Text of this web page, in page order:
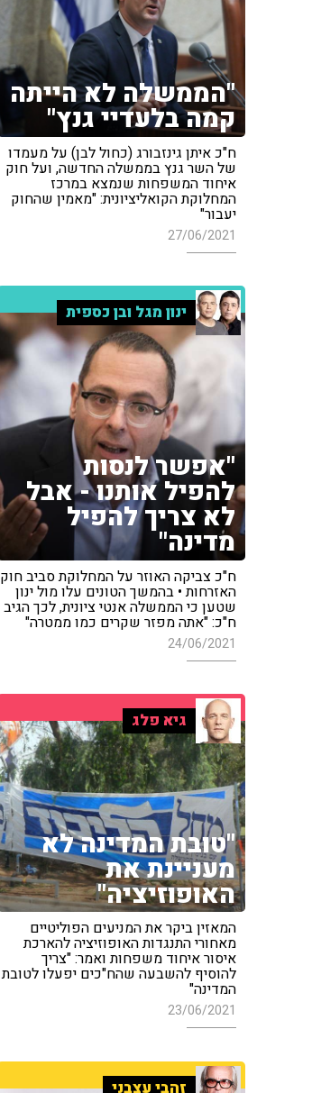
"הממשלה לא הייתה
קמה בלעדיי גנץ"
ח"כ איתן גינזבורג (כחול לבן) על מעמדו
של השר גנץ בממשלה החדשה, ועל חוק
איחוד המשפחות שנמצא במרכז
המחלוקת הקואליציונית: "מאמין שהחוק
יעבור"
27/06/2021
ינון מגל ובן כספית
"אפשר לנסות
להפיל אותנו - אבל
לא צריך להפיל
מדינה"
ח"כ צביקה האוזר על המחלוקת סביב חוק
האזרחות • בהמשך הטונים עלו מול ינון
שטען כי הממשלה אנטי ציונית, לכך הגיב
ח"כ: "אתה מפזר שקרים כמו ממטרה"
24/06/2021
גיא פלג
"טובת המדינה לא
מעניינת את
האופוזיציה"
המאזין ביקר את המניעים הפוליטיים
מאחורי התנגדות האופוזיציה להארכת
איסור איחוד משפחות ואמר: "צריך
להוסיף להשבעה שהח"כים יפעלו לטובת
המדינה"
23/06/2021
זהבי עצבני